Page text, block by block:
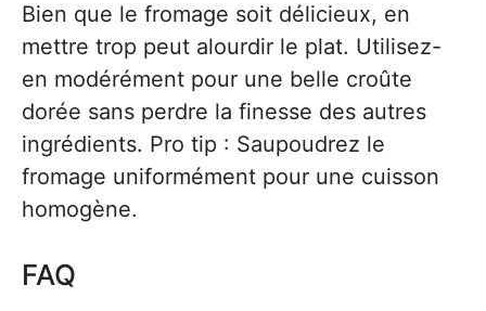
Bien que le fromage soit délicieux, en
mettre trop peut alourdir le plat. Utilisez-
en modérément pour une belle croûte
dorée sans perdre la finesse des autres
ingrédients. Pro tip : Saupoudrez le
fromage uniformément pour une cuisson
homogène.
FAQ